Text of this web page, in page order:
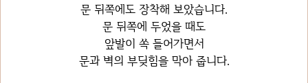
문 뒤쪽에도 장착해 보았습니다.
문 뒤쪽에 두었을 때도
앞발이 쏙 들어가면서
문과 벽의 부딪힘을 막아 줍니다.